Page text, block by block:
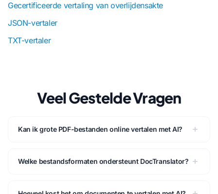
Gecertificeerde vertaling van overlijdensakte
JSON-vertaler
TXT-vertaler
Veel Gestelde Vragen
Kan ik grote PDF-bestanden online vertalen met AI?
Welke bestandsformaten ondersteunt DocTranslator?